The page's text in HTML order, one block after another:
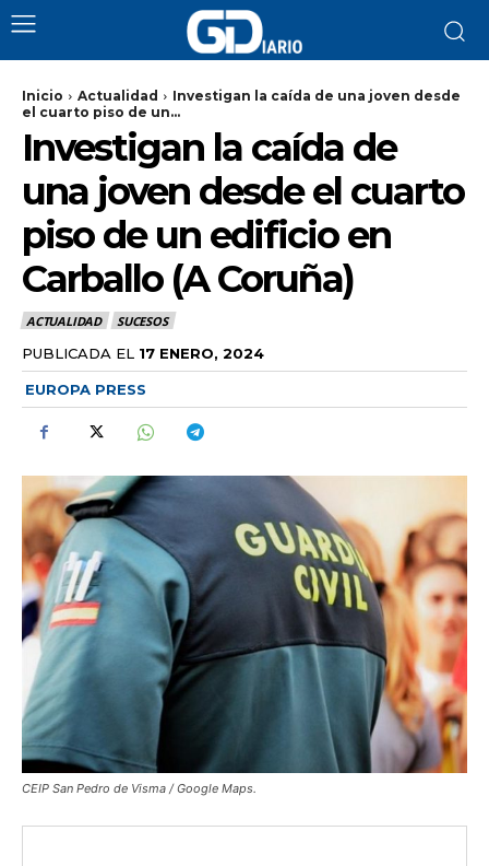
Inicio Actualidad
Investigan la caída de una joven desde
el cuarto piso de un...
Investigan la caída de
una joven desde el cuarto
piso de un edificio en
Carballo (A Coruña)
ACTUALIDAD SUCESOS
PUBLICADA EL 17 ENERO, 2024
EUROPA PRESS
CEIP San Pedro de Visma / Google Maps.